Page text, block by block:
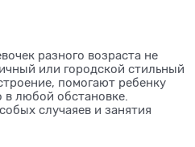
разного возраста не
или городской стильный
помогают ребенку
в любой обстановке.
случаяев и занятия